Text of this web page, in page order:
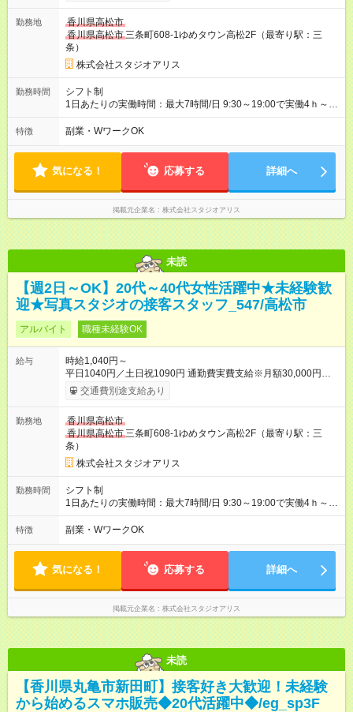
む）のシフトインで 「準社員」に！⇒ 時給30円UP！ 《チャン
ス２》社内資格をGETすると… 年2回の昇格審査クリアで、 専
門スキルをGET！⇒ 時給100円以上UPも夢じゃない！ 【急な出
費も怖くない♪前給制度あり】 「今月ピンチかも…」そんな時も
大丈夫！ 働いた分のお給料の一部を、 給料日前に受け取れる嬉
しい制度です。 【試用期間】試用期間あり 試用期間の長さ：3
ヶ月 雇用形態、給与は本採用時と同じです。
勤務地
香川県高松市
香川県高松市三条町608-1ゆめタウン高松2F（最寄り駅：三
条）
株式会社スタジオアリス
勤務時間
シフト制
1日あたりの実働時間：最大7時間/日 9:30～19:00で実働4ｈ～ ◆
週2日～・1日4ｈ～OK ◆土日祝勤務できる方歓迎
特徴 副業・WワークOK
気になる！ 応募する 詳細へ
掲載元企業名 株式会社スタジオアリス
未読
【週2日～OK】20代～40代女性活躍中★未経験歓
迎★写真スタジオの接客スタッフ_547/高松市
アルバイト 職種未経験OK
給与
時給1,040円～
平日1040円／土日祝1090円 通勤費実費支給※月額30,000円まで
■弊社の準社員へステップアップすると時給30円UP!!■ 準社員
とは… ・開店又は閉店作業が可能な方で1週間で24時間以上
格し、社内資格を有すると時給100円以上アップ！～ 【試用期
間】試用期間あり 試用期間の長さ：3ヶ月 雇用形態、給与は本
採用時と同じです。
交通費別途支給あり
勤務地
香川県高松市
香川県高松市三条町608-1ゆめタウン高松2F（最寄り駅：三
条）
株式会社スタジオアリス
勤務時間
シフト制
1日あたりの実働時間：最大7時間/日 9:30～19:00で実働4ｈ～ ◆
週2日～・1日4ｈ～OK ◆土日祝勤務できる方歓迎
特徴 副業・WワークOK
気になる！ 応募する 詳細へ
掲載元企業名 株式会社スタジオアリス
未読
【香川県丸亀市新田町】接客好き大歓迎！未経験
から始めるスマホ販売◆20代活躍中◆/eg_sp3F